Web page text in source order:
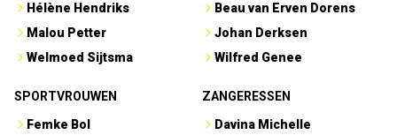
Hélène Hendriks
Malou Petter
Welmoed Sijtsma
Beau van Erven Dorens
Johan Derksen
Wilfred Genee
SPORTVROUWEN
Femke Bol
ZANGERESSEN
Davina Michelle